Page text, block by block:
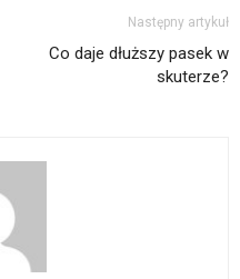
Następny artykuł
Co daje dłuższy pasek w
skuterze?